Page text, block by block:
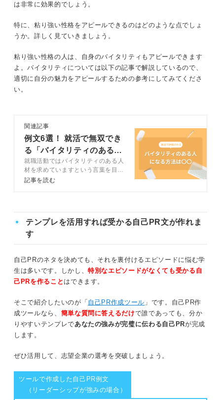
は非常に効果的でしょう。
特に、粘り強い性格をアピールできるのはどのような点でしょ
うか。詳しく見ていきましょう。
粘り強い性格の人は、自身のバイタリティもアピールできます
よ。バイタリティについては以下の記事で解説しているので、
適切に自分の魅力をアピールするための参考にしてみてくださ
い。
関連記事
例文6選！ 就活で無双でき
る「バイタリティのある
人」とは
就職活動ではバイタリティのある人
材を求めていますという言葉を目に
することが多くあります。バイタリ
アドバイザーのアドバイスを交えつ
つ、就活で評価される「バイタリテ
ィ」の本質解説します。
記事を読む
テンプレを活用すれば受かる自己PR文が作れま
す
自己PRのネタを決めても、それを裏付けるエピソードに悩む学
生は多いです。しかし、特別なエピソードがなくても受かる自
己PRを作ること はできます。
そこで紹介したいのが「 自己PR作成ツール 」です。自己PR作
成ツールなら、 簡単な質問に答えるだけで誰であっても、分か
りやすいテンプレであなたの強みが完璧に伝わる自己PRが完成
します。
ぜひ活用して、志望企業の選考を突破しましょう。
ツールで作成した自己PR例文
（リーダーシップが強みの場合）